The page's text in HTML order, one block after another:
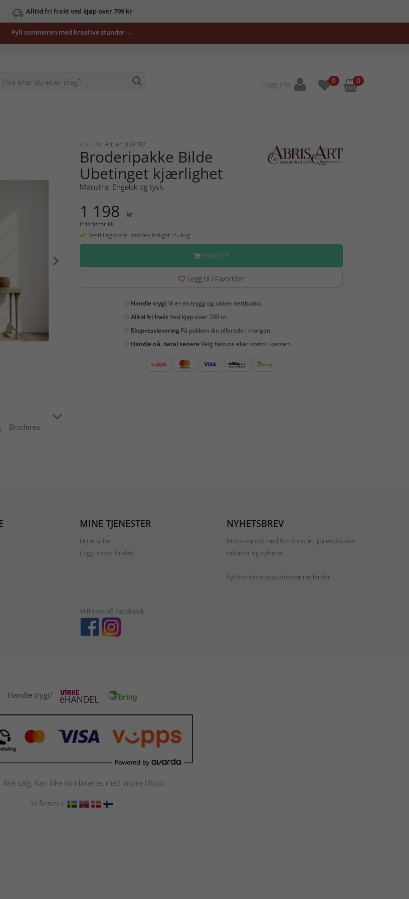
Alltid fri frakt ved kjøp over 799 kr
Fyll sommeren med kreative stunder →
Logg inn 0 0
Broderes
Abris Art Art. nr: 350197
Broderipakke Bilde
Ubetinget kjærlighet
Mønstre: Engelsk og tysk.
1 198 kr
Prishistorikk
Bestillingsvare, sendes tidligst 25 Aug
HANDLE
Legg til i Favoritter
Handle trygtVi er en trygg og sikker nettbutikk.
Alltid fri fraktVed kjøp over 799 kr.
EkspressleveringFå pakken din allerede i morgen.
Handle nå, betal senereVelg faktura eller konto i kassen.
MINE TJENESTER
Mine sider
Legg ordre direkte
NYHETSBREV
Motta e-post med fortrinnsrett på eksklusive
rabatter og nyheter.
Fyll inn din e-postadresse nedenfor.
Vi finnes på Facebook
Handle trygt!
ikke salg. Kan ikke kombineres med andre tilbud.
Vi finnes i: